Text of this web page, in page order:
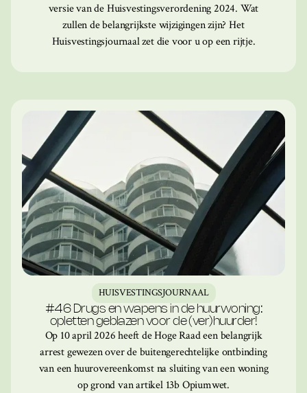
versie van de Huisvestingsverordening 2024. Wat
zullen de belangrijkste wijzigingen zijn? Het
Huisvestingsjournaal zet die voor u op een rijtje.
HUISVESTINGSJOURNAAL
#46 Drugs en wapens in de huurwoning:
opletten geblazen voor de (ver)huurder!
Op 10 april 2026 heeft de Hoge Raad een belangrijk
arrest gewezen over de buitengerechtelijke ontbinding
van een huurovereenkomst na sluiting van een woning
op grond van artikel 13b Opiumwet.